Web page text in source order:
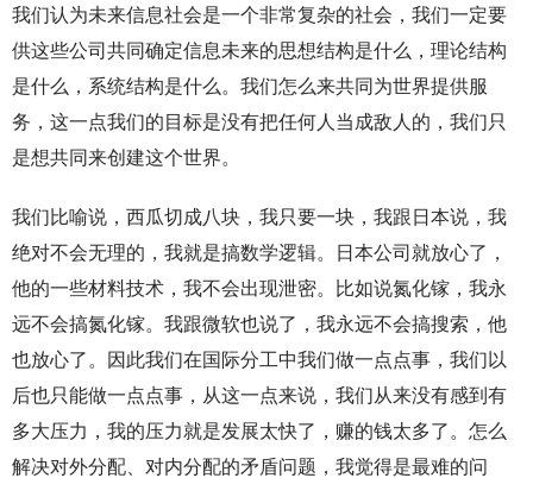
我们认为未来信息社会是一个非常复杂的社会，我们一定要
供这些公司共同确定信息未来的思想结构是什么，理论结构
是什么，系统结构是什么。我们怎么来共同为世界提供服
务，这一点我们的目标是没有把任何人当成敌人的，我们只
是想共同来创建这个世界。
我们比喻说，西瓜切成八块，我只要一块，我跟日本说，我
绝对不会无理的，我就是搞数学逻辑。日本公司就放心了，
他的一些材料技术，我不会出现泄密。比如说氮化镓，我永
远不会搞氮化镓。我跟微软也说了，我永远不会搞搜索，他
也放心了。因此我们在国际分工中我们做一点点事，我们以
后也只能做一点点事，从这一点来说，我们从来没有感到有
多大压力，我的压力就是发展太快了，赚的钱太多了。怎么
解决对外分配、对内分配的矛盾问题，我觉得是最难的问